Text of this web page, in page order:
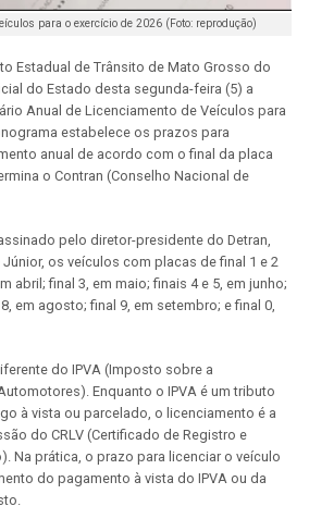
para o exercício de 2026 (Foto: reprodução)
Estadual de Trânsito de Mato Grosso do
do Estado desta segunda-feira (5) a
Anual de Licenciamento de Veículos para
estabelece os prazos para
anual de acordo com o final da placa
o Contran (Conselho Nacional de
pelo diretor-presidente do Detran,
os veículos com placas de final 1 e 2
abril; final 3, em maio; finais 4 e 5, em junho;
em agosto; final 9, em setembro; e final 0,
do IPVA (Imposto sobre a
Enquanto o IPVA é um tributo
à vista ou parcelado, o licenciamento é a
do CRLV (Certificado de Registro e
Na prática, o prazo para licenciar o veículo
do pagamento à vista do IPVA ou da